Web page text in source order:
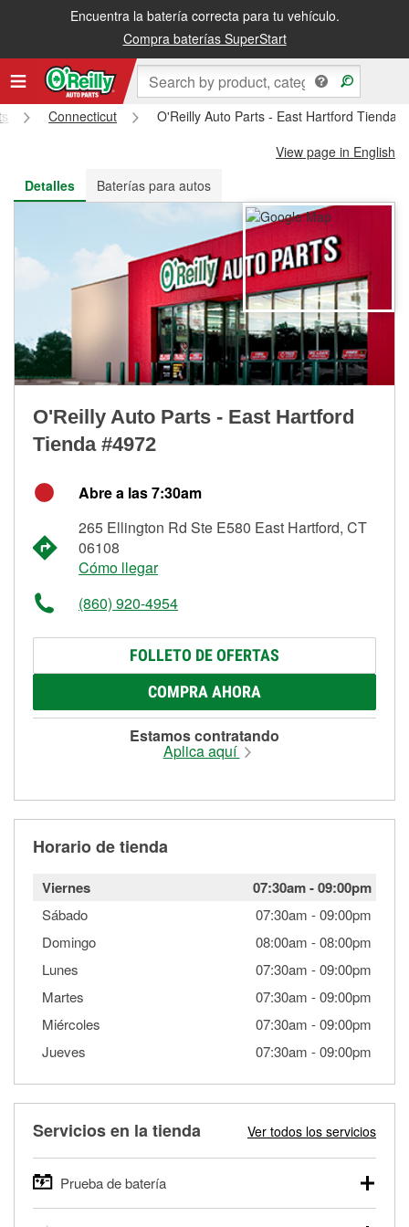
Encuentra la batería correcta para tu vehículo.
Compra baterías SuperStart
Recibe tu orden gratis al día siguiente o recógela en la tienda
Connecticut
O'Reilly Auto Parts - East Hartford Tienda
View page in English
Detalles
Baterías para autos
O'Reilly Auto Parts - East Hartford
Tienda #4972
Abre a las 7:30am
265 Ellington Rd Ste E580 East Hartford, CT
06108
Cómo llegar
(860) 920-4954
FOLLETO DE OFERTAS
COMPRA AHORA
Estamos contratando
Aplica aquí
Horario de tienda
Viernes 07:30am-09:00pm
Sábado 07:30am -09:00pm
Domingo
08:00am -08:00pm
Lunes
07:30am -09:00pm
Martes
07:30am -09:00pm
Miércoles
07:30am -09:00pm
Jueves
07:30am -09:00pm
Servicios en la tienda Ver todos los servicios
Prueba de batería